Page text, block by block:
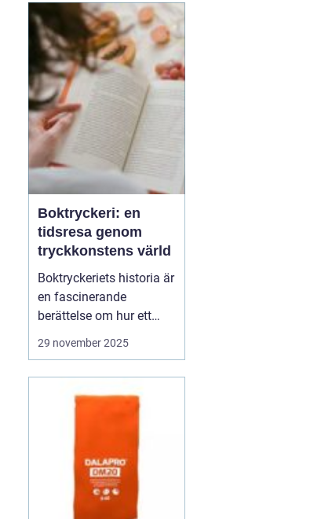
händerna. I Göteborg
finns en lång tradition av
textil...
Boktryckeri: en
tidsresa genom
tryckkonstens värld
Boktryckeriets historia är
en fascinerande
berättelse om hur ett
enkelt teknologiskt
Gutenberg till dagens
automatiserade
boktryckeri varit centrum
för mä...
29 november 2025